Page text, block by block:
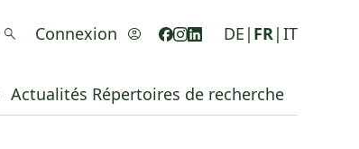
Connexion DE | FR| IT
Actualités Répertoires de recherche